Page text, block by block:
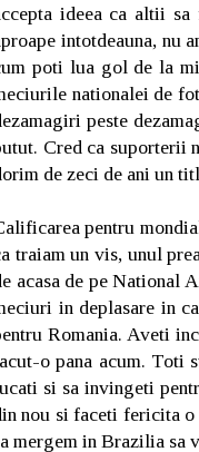
ideea ca altii
intotdeauna, nu
poti lua gol de la
nationalei de
peste
Cred ca suporterii
de zeci de ani un
pentru
traiam un vis, unul
acasa de pe National
in deplasare in
Romania. Aveti
o pana acum. Toti
si sa invingeti
nou si faceti fericita
mergem in Brazilia sa